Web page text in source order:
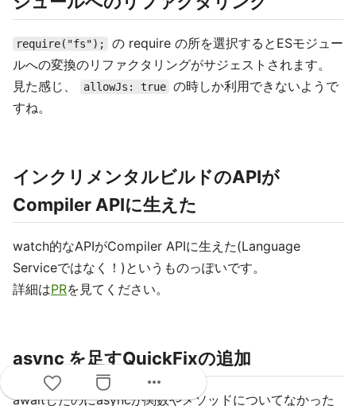
require("fs");
の require の所を選択するとESモジュー
ルへの変換のリファクタリングがサジェストされます。
見た感じ、
allowJs: true の時しか利用できないようで
すね。
インクリメンタルビルドのAPIが
Compiler APIに生えた
watch的なAPIがCompiler APIに生えた(Language
Serviceではなく！)というものっぽいです。
詳細はPRを見てください。
async を足すQuickFixの追加
awaitしたのにasyncが関数やメソッドについてなかった
more_horiz